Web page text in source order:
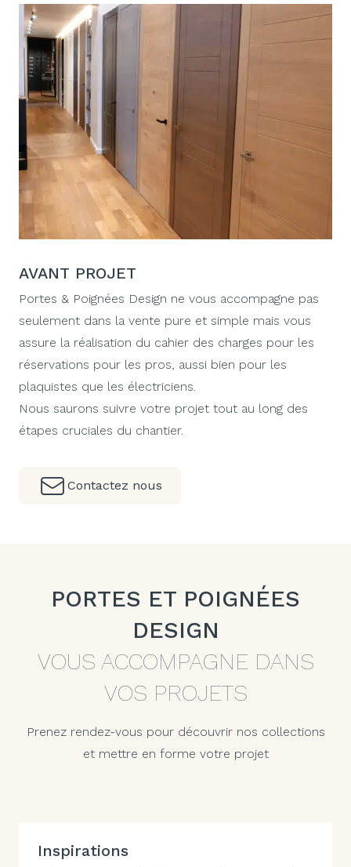
AVANT PROJET
Portes & Poignées Design ne vous accompagne pas
seulement dans la vente pure et simple mais vous
assure la réalisation du cahier des charges pour les
réservations pour les pros, aussi bien pour les
plaquistes que les électriciens.
Nous saurons suivre votre projet tout au long des
étapes cruciales du chantier.
Contactez nous
PORTES ET POIGNÉES
DESIGN
VOUS ACCOMPAGNE DANS
VOS PROJETS
Prenez rendez-vous pour découvrir nos collections
et mettre en forme votre projet
Inspirations